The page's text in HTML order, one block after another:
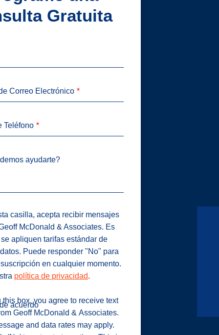
Gratuita
Correo Electrónico
Teléfono
ayudarte?
casilla, acepta recibir mensajes
McDonald & Associates. Es
apliquen tarifas estándar de
Puede responder "No" para
en cualquier momento.
política de privacidad.
this box, you agree to receive text
Geoff McDonald & Associates.
and data rates may apply.
acuerdo